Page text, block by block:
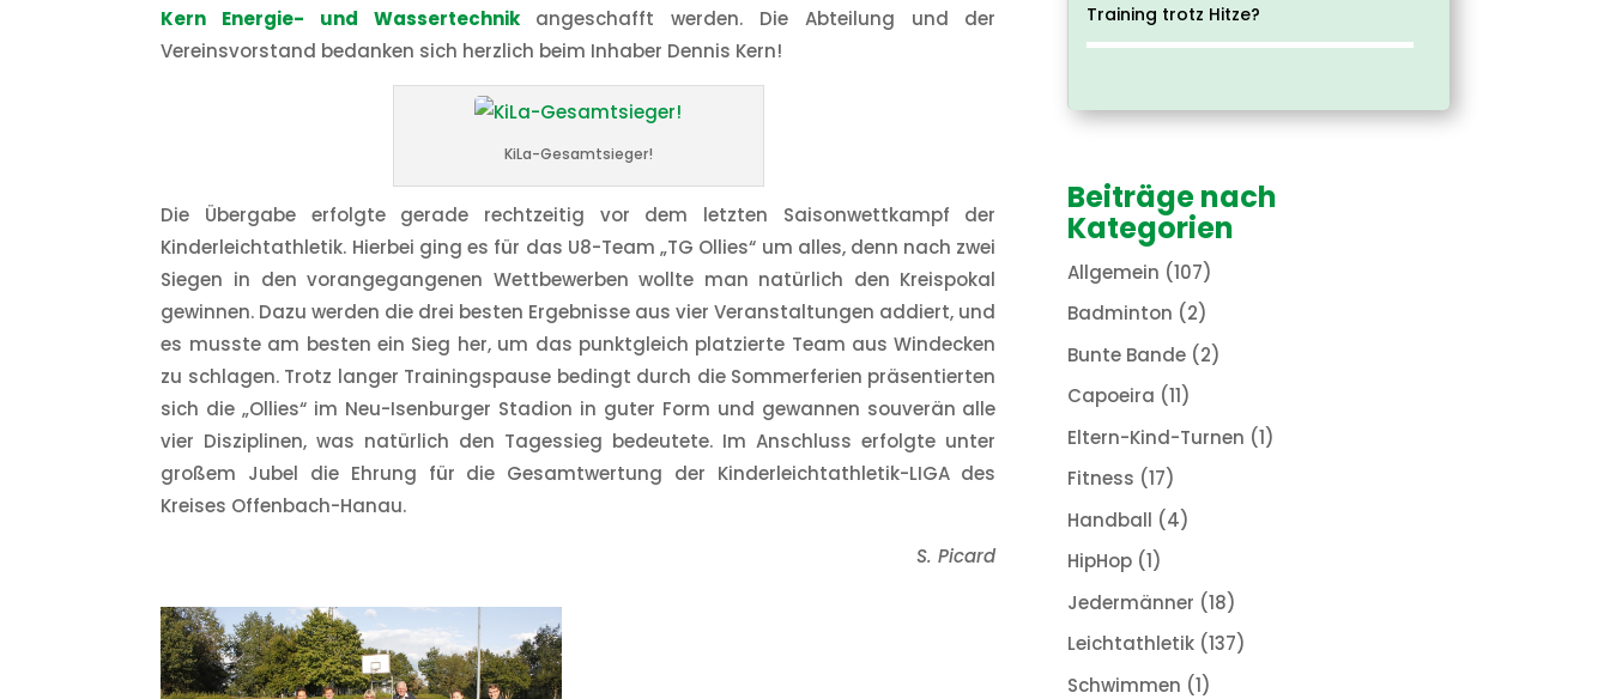
Kern Energie- und Wassertechnik
angeschafft werden. Die Abteilung und der
Vereinsvorstand bedanken sich herzlich beim Inhaber Dennis Kern!
KiLa-Gesamtsieger!
Die Übergabe erfolgte gerade rechtzeitig vor dem letzten Saisonwettkampf der
Kinderleichtathletik. Hierbei ging es für das U8-Team „TG Ollies“ um alles, denn nach zwei
Siegen in den vorangegangenen Wettbewerben wollte man natürlich den Kreispokal
gewinnen. Dazu werden die drei besten Ergebnisse aus vier Veranstaltungen addiert, und
es musste am besten ein Sieg her, um das punktgleich platzierte Team aus Windecken
zu schlagen. Trotz langer Trainingspause bedingt durch die Sommerferien präsentierten
sich die „Ollies“ im Neu-Isenburger Stadion in guter Form und gewannen souverän alle
vier Disziplinen, was natürlich den Tagessieg bedeutete. Im Anschluss erfolgte unter
großem Jubel die Ehrung für die Gesamtwertung der Kinderleichtathletik-LIGA des
Kreises Offenbach-Hanau.
S. Picard
Training trotz Hitze?
Beiträge nach
Kategorien
Allgemein (107)
Badminton (2)
Bunte Bande(2)
Capoeira (11)
Eltern-Kind-Turnen (1)
Fitness (17)
Handball (4)
HipHop(1)
Jedermänner (18)
Leichtathletik(137)
Schwimmen (1)